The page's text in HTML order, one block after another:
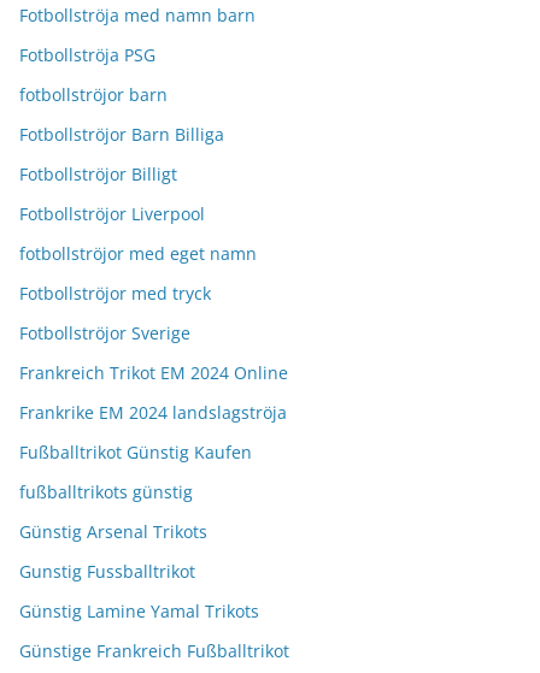
Fotbollströja med namn barn
Fotbollströja PSG
fotbollströjor barn
Fotbollströjor Barn Billiga
Fotbollströjor Billigt
Fotbollströjor Liverpool
fotbollströjor med eget namn
Fotbollströjor med tryck
Fotbollströjor Sverige
Frankreich Trikot EM 2024 Online
Frankrike EM 2024 landslagströja
Fußballtrikot Günstig Kaufen
fußballtrikots günstig
Günstig Arsenal Trikots
Gunstig Fussballtrikot
Günstig Lamine Yamal Trikots
Günstige Frankreich Fußballtrikot